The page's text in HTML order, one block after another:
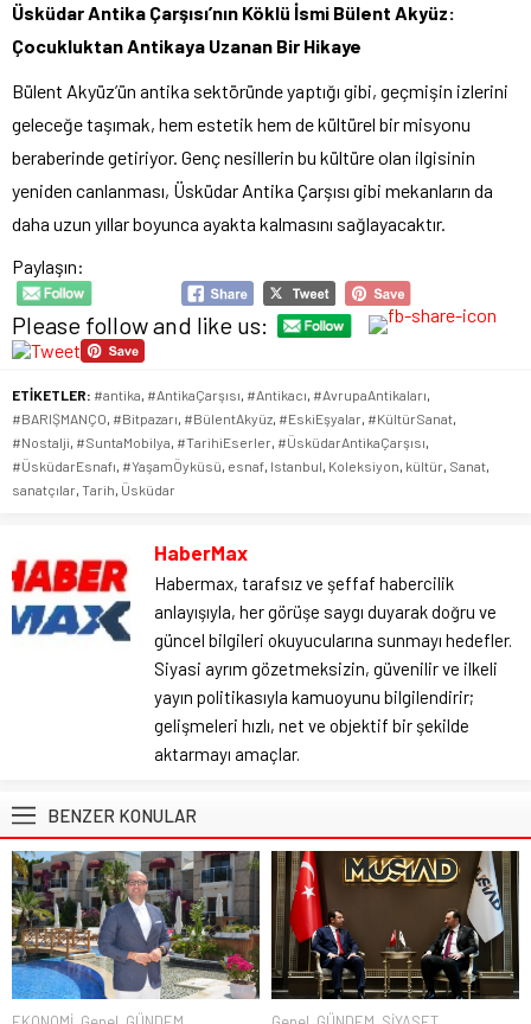
Üsküdar Antika Çarşısı’nın Köklü İsmi Bülent Akyüz:
Çocukluktan Antikaya Uzanan Bir Hikaye
Bülent Akyüz’ün antika sektöründe yaptığı gibi, geçmişin izlerini
geleceğe taşımak, hem estetik hem de kültürel bir misyonu
beraberinde getiriyor. Genç nesillerin bu kültüre olan ilgisinin
yeniden canlanması, Üsküdar Antika Çarşısı gibi mekanların da
daha uzun yıllar boyunca ayakta kalmasını sağlayacaktır.
Paylaşın:
Please follow and like us:
ETİKETLER: #antika #AntikaÇarşısı #Antikacı #AvrupaAntikaları
#BARIŞMANÇO #Bitpazarı #BülentAkyüz #EskiEşyalar #KültürSanat
#Nostalji #SuntaMobilya #TarihiEserler #ÜsküdarAntikaÇarşısı
#ÜsküdarEsnafı #YaşamÖyküsü esnaf Istanbul Koleksiyon kültür Sanat
sanatçılar Tarih Üsküdar
HaberMax
Habermax, tarafsız ve şeffaf habercilik
anlayışıyla, her görüşe saygı duyarak doğru ve
güncel bilgileri okuyucularına sunmayı hedefler.
Siyasi ayrım gözetmeksizin, güvenilir ve ilkeli
yayın politikasıyla kamuoyunu bilgilendirir;
gelişmeleri hızlı, net ve objektif bir şekilde
aktarmayı amaçlar.
BENZER KONULAR